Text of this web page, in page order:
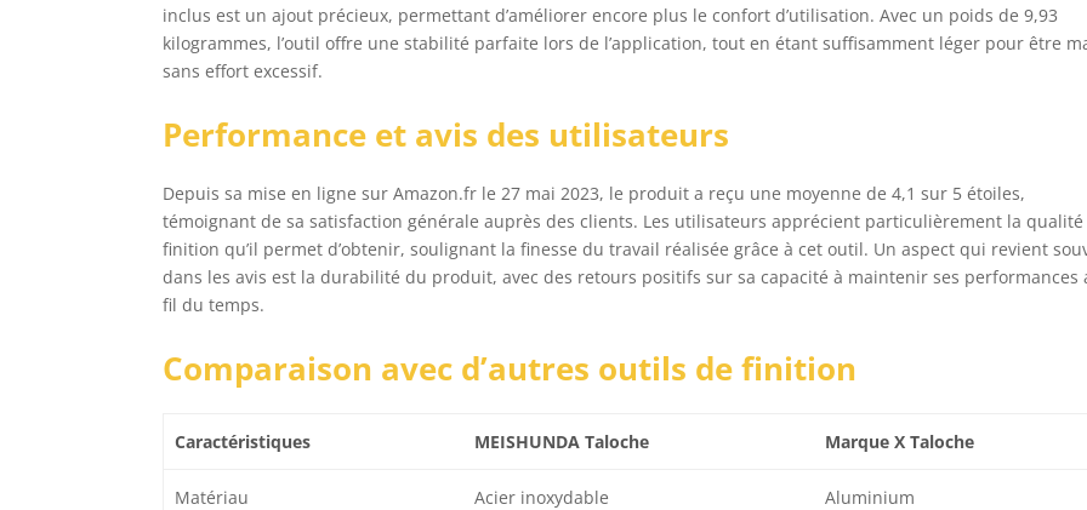
inclus est un ajout précieux, permettant d’améliorer encore plus le confort d’utilisation. Avec un poids de 9,93
kilogrammes, l’outil offre une stabilité parfaite lors de l’application, tout en étant suffisamment léger pour être
sans effort excessif.
Performance et avis des utilisateurs
Depuis sa mise en ligne sur Amazon.fr le 27 mai 2023, le produit a reçu une moyenne de 4,1 sur 5 étoiles,
témoignant de sa satisfaction générale auprès des clients. Les utilisateurs apprécient particulièrement la
finition qu’il permet d’obtenir, soulignant la finesse du travail réalisée grâce à cet outil. Un aspect qui revient
dans les avis est la durabilité du produit, avec des retours positifs sur sa capacité à maintenir ses performances
fil du temps.
Comparaison avec d’autres outils de finition
Caractéristiques MEISHUNDA Taloche Marque X Taloche
Matériau Acier inoxydable Aluminium